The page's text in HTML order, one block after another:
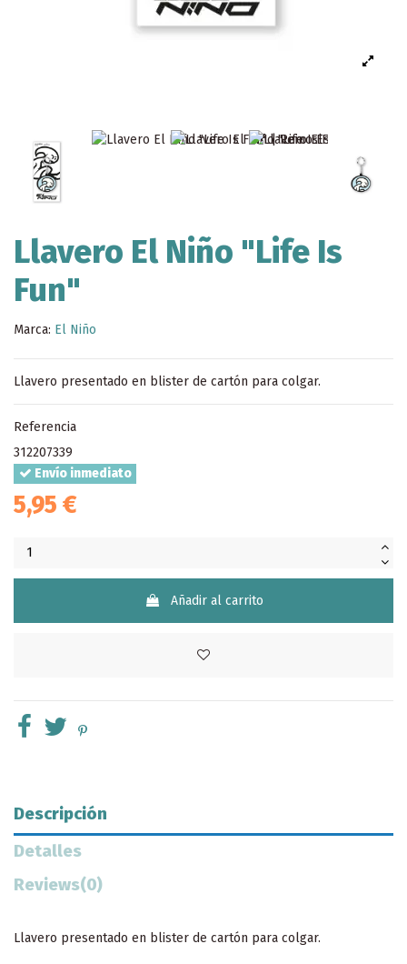
Llavero El Niño "Life Is
Fun"
Marca: El Niño
Llavero presentado en blister de cartón para colgar.
Referencia
312207339
Envío inmediato
5,95 €
Añadir al carrito
Descripción
Detalles
Reviews(0)
Llavero presentado en blister de cartón para colgar.